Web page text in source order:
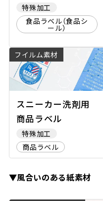
特殊加工
食品ラベル（食品シ
ール）
フイルム素材
スニーカー洗剤用
商品ラベル
特殊加工
商品ラベル
▼風合いのある紙素材